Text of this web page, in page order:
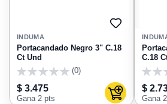
AGREGAR
FAVORITOS
INDUMA
Portacandado Negro 3" C.18
Ct Und
(0)
$ 3.475
Gana 2 pts Agregar al
C.18
$
Gana